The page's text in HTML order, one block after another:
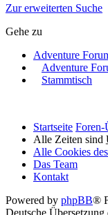
Zur erweiterten Suche
Gehe zu
Adventure
Adventure
Stammtisch
Startseite Foren-
Alle Zeiten sind
Alle Cookies
Das Team
Kontakt
Powered by phpBB®